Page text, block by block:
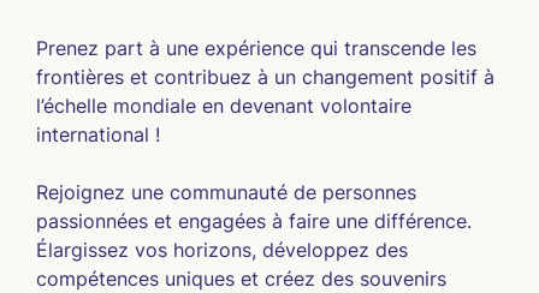
Prenez part à une expérience qui transcende les
frontières et contribuez à un changement positif à
l’échelle mondiale en devenant volontaire
international !
Rejoignez une communauté de personnes
passionnées et engagées à faire une différence.
Élargissez vos horizons, développez des
compétences uniques et créez des souvenirs